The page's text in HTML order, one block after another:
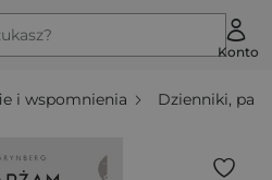
Konto
i wspomnienia Dzienniki,